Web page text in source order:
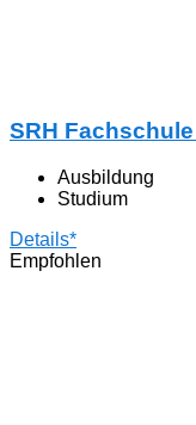
SRH
Ausbildung
Studium
Details*
Empfohlen